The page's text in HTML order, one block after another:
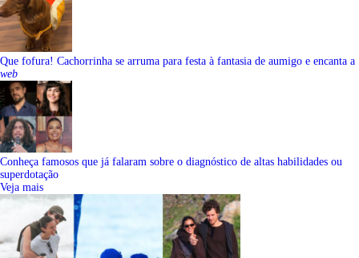
Que fofura! Cachorrinha se arruma para festa à fantasia de aumigo e encanta a
web
Conheça famosos que já falaram sobre o diagnóstico de altas habilidades ou
superdotação
Veja mais